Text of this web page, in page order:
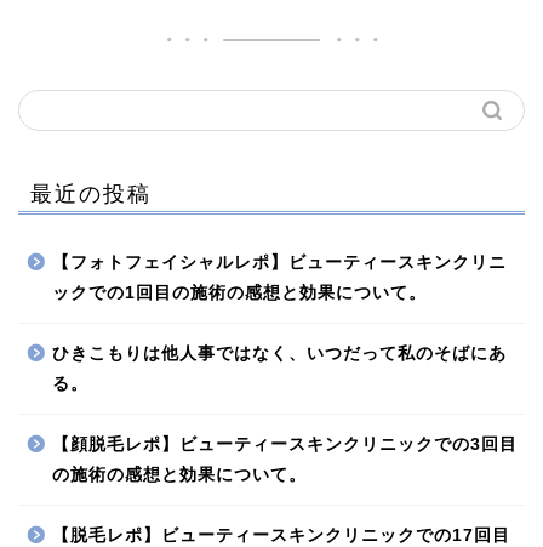
最近の投稿
【フォトフェイシャルレポ】ビューティースキンクリニ
ックでの1回目の施術の感想と効果について。
ひきこもりは他人事ではなく、いつだって私のそばにあ
る。
【顔脱毛レポ】ビューティースキンクリニックでの3回目
の施術の感想と効果について。
【脱毛レポ】ビューティースキンクリニックでの17回目